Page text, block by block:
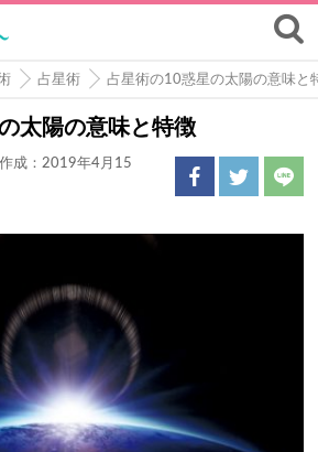
占星術 占星術の10惑星の太陽の意味と
太陽の意味と特徴
作成：2019年4月15